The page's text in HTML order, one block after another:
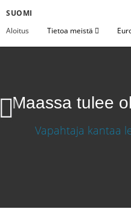
SUOMI
Aloitus
Tietoa meistä
Maassa tulee